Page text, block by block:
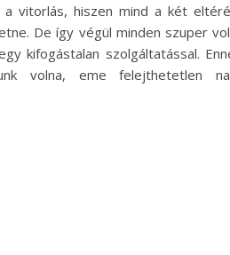
vitorlás, hiszen mind a két
De így végül minden szuper
kifogástalan szolgáltatással.
volna, eme felejthetetlen